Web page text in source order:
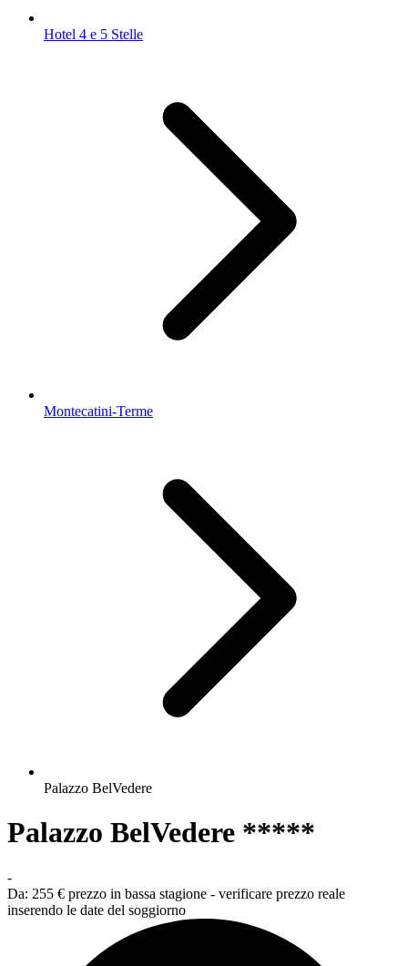
Hotel 4 e 5 Stelle
Montecatini-Terme
Palazzo BelVedere
Palazzo BelVedere *****
-
Da: 255 € prezzo in bassa stagione - verificare prezzo reale
inserendo le date del soggiorno